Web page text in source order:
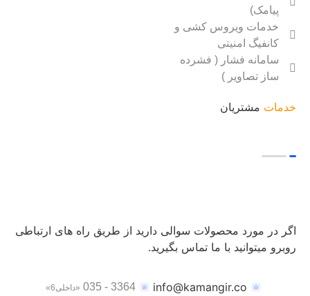
پیامک)
خدمات ویروس کشی و
کانفیگ امنیتی
سامانه فشار ( فشرده
ساز تصاویر )
خدماتمشتریان
اگر در مورد محصولات سوالی دارید از طریق راه های ارتباطی
روبرو میتوانید با ما تماس بگیرید.
info@kamangir.co
3364 - 035 «داخلی6»